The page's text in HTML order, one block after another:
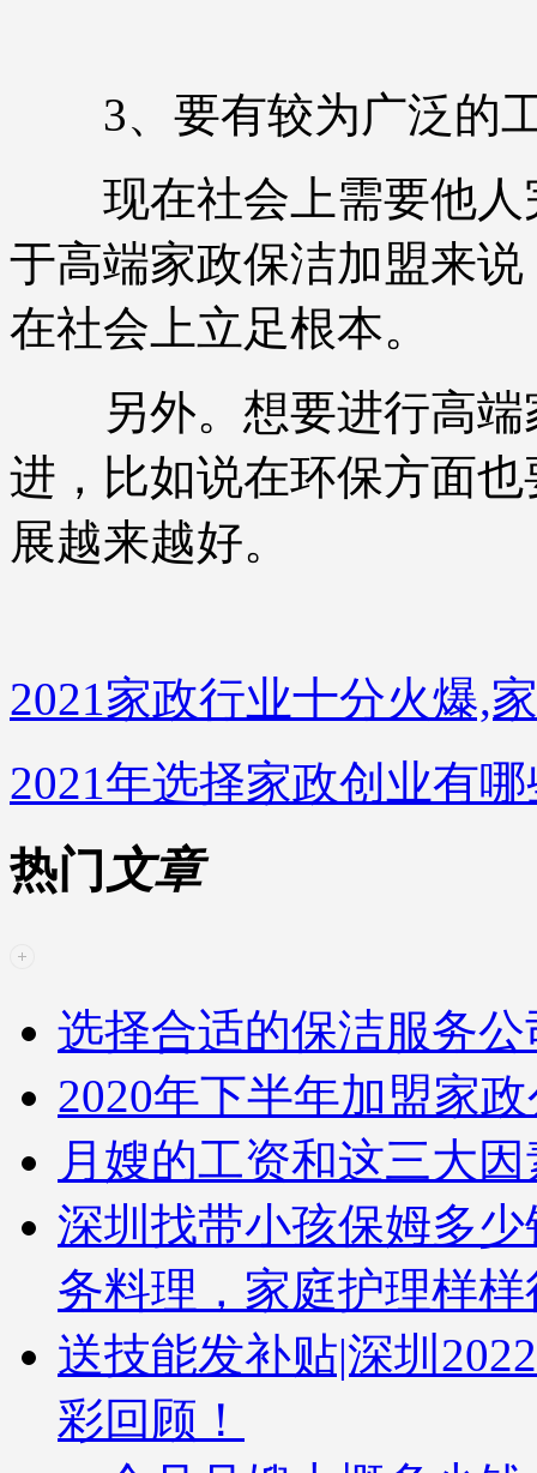
3、要有较为广泛的
现在社会上需要他人
于高端家政保洁加盟来
在社会上立足根本。
另外。想要进行高端
进，比如说在环保方面
展越来越好。
2021家政行业十分火爆,
2021年选择家政创业有
热门 文章
选择合适的保洁服务
2020年下半年加盟家
月嫂的工资和这三大
深圳找带小孩保姆多
务料理，家庭护理样样
送技能发补贴|深圳
彩回顾！